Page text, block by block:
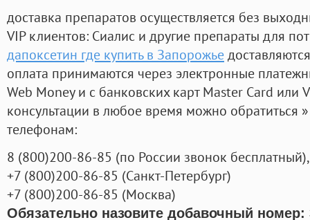
доставка препаратов осуществляется без
VIP клиентов: Сиалис и другие препараты для
дапоксетин где купить в Запорожье
оплата принимаются через электронные
Web Money и с банковских карт Master Card или
консультации в любое время можно обратиться
телефонам:
8 (800)200-86-85 (по России звонок бесплатный),
+7 (800)200-86-85 (Санкт-Петербург)
+7 (800)200-86-85 (Москва)
Обязательно назовите добавочный номер: